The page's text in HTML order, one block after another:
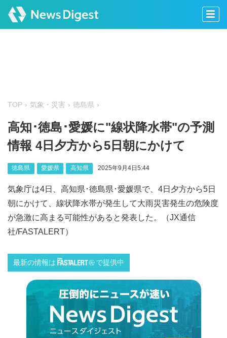
TOP 気象・災害 徳島県
高知･徳島･愛媛に"線状降水帯"の予測
情報 4日夕方から5日朝にかけて
徳島県 愛媛県 高知県 2025年9月4日5:44
気象庁は4日、高知県･徳島県･愛媛県で、4日夕方から5日
朝にかけて、線状降水帯が発生して大雨災害発生の危険度
が急激に高まる可能性があると発表した。（JX通信
社/FASTALERT）
最新の情報は で提供中